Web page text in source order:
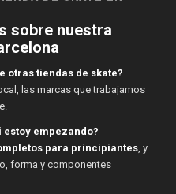
sobre nuestra
otras tiendas de skate?
las marcas que trabajamos
estoy empezando?
para principiantes, y
forma y componentes